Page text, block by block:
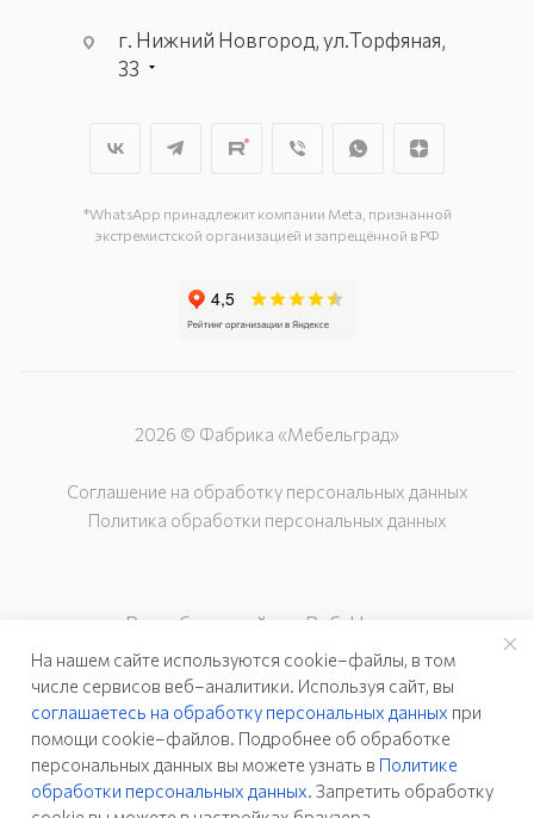
г. Нижний Новгород, ул.Торфяная,
33
*WhatsApp принадлежит компании Meta, признанной
экстремистской организацией и запрещённой в РФ
2026 © Фабрика «Мебельград»
Соглашение на обработку персональных данных
Политика обработки персональных данных
Разработка сайта – Веб-Центр
На нашем сайте используются cookie–файлы, в том
числе сервисов веб–аналитики. Используя сайт, вы
соглашаетесь на обработку персональных данных при
помощи cookie–файлов. Подробнее об обработке
персональных данных вы можете узнать в Политике
обработки персональных данных. Запретить обработку